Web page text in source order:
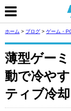
ホーム > ブログ > ゲーム・
薄型ゲー
動で冷や
ティブ冷却